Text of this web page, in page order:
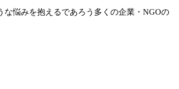
悩みを抱えるであろう多くの企業・NGOの